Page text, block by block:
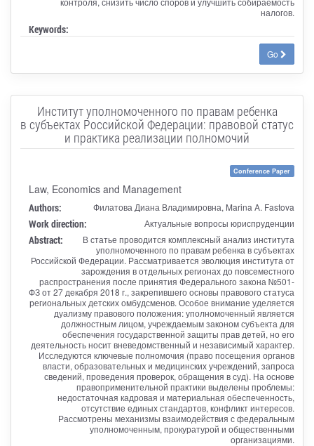
налогов.
Keywords:
Go
Институт уполномоченного по правам ребенка
в субъектах Российской Федерации: правовой статус
и практика реализации полномочий
Conference Paper
Law, Economics and Management
Authors: Филатова Диана Владимировна, Marina A. Fastova
Work direction: Актуальные вопросы юриспруденции
Abstract:
В статье проводится комплексный анализ института
уполномоченного по правам ребенка в субъектах
Российской Федерации. Рассматривается эволюция института от
зарождения в отдельных регионах до повсеместного
распространения после принятия Федерального закона №501-
ФЗ от 27 декабря 2018 г., закрепившего основы правового статуса
региональных детских омбудсменов. Особое внимание уделяется
дуализму правового положения: уполномоченный является
должностным лицом, учреждаемым законом субъекта для
обеспечения государственной защиты прав детей, но его
деятельность носит вневедомственный и независимый характер.
Исследуются ключевые полномочия (право посещения органов
власти, образовательных и медицинских учреждений, запроса
сведений, проведения проверок, обращения в суд). На основе
правоприменительной практики выделены проблемы:
недостаточная кадровая и материальная обеспеченность,
отсутствие единых стандартов, конфликт интересов.
Рассмотрены механизмы взаимодействия с федеральным
уполномоченным, прокуратурой и общественными
организациями.